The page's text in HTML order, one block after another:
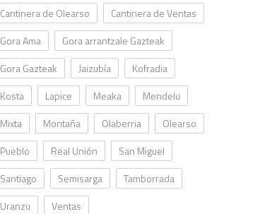
Cantinera de Olearso
Cantinera de Ventas
Gora Ama
Gora arrantzale Gazteak
Gora Gazteak
Jaizubía
Kofradia
Kosta
Lapice Meaka
Mendelu
Mixta
Montaña Olaberria
Olearso
Pueblo
Real Unión
San Miguel
Santiago
Semisarga
Tamborrada
Uranzu
Ventas